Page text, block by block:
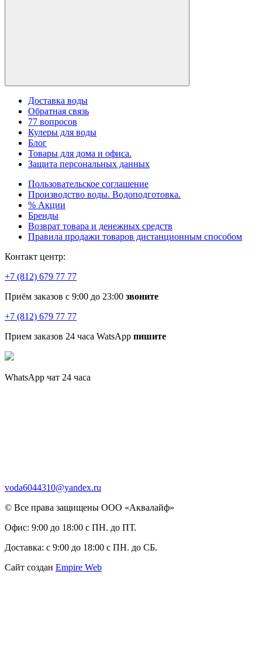
Доставка воды
Обратная связь
77 вопросов
Кулеры для воды
Блог
Товары для дома и офиса.
Защита персональных данных
Пользовательское соглашение
Производство воды. Водоподготовка.
% Акции
Бренды
Возврат товара и денежных средств
Правила продажи товаров дистанционным способом
Контакт центр:
+7 (812) 679 77 77
Приём заказов с 9:00 до 23:00 звоните
+7 (812) 679 77 77
Прием заказов 24 часа WatsApp пишите
WhatsApp чат 24 часа
voda6044310@yandex.ru
© Все права защищены ООО «Аквалайф»
Офис: 9:00 до 18:00 с ПН. до ПТ.
Доставка: с 9:00 до 18:00 с ПН. до СБ.
Сайт создан Empire Web